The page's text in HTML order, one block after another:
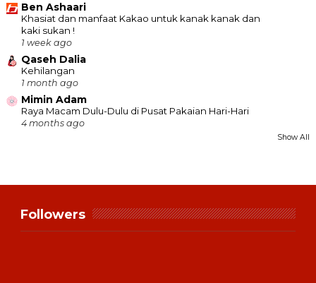
Ben Ashaari
Khasiat dan manfaat Kakao untuk kanak kanak dan
kaki sukan !
1 week ago
Qaseh Dalia
Kehilangan
1 month ago
Mimin Adam
Raya Macam Dulu-Dulu di Pusat Pakaian Hari-Hari
4 months ago
Show All
Followers